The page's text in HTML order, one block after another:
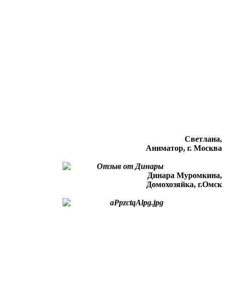
Светлана,
Аниматор, г. Москва
Динара Муромкина,
Домохозяйка, г.Омск